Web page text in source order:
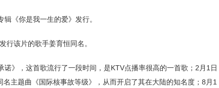
《你是我一生的爱》发行。
行该片的歌手姜育恒同名。
》，这首歌流行了一段时间，是KTV点播率很高的一首歌；2月1日
主题曲《国际核事故等级》，从而开启了其在大陆的知名度；8月1